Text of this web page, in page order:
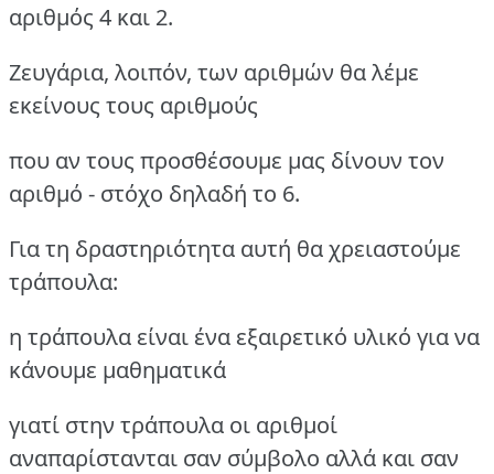
αριθμός 4 και 2.
Ζευγάρια, λοιπόν, των αριθμών θα λέμε
εκείνους τους αριθμούς
που αν τους προσθέσουμε μας δίνουν τον
αριθμό - στόχο δηλαδή το 6.
Για τη δραστηριότητα αυτή θα χρειαστούμε
τράπουλα:
η τράπουλα είναι ένα εξαιρετικό υλικό για να
κάνουμε μαθηματικά
γιατί στην τράπουλα οι αριθμοί
αναπαρίστανται σαν σύμβολο αλλά και σαν